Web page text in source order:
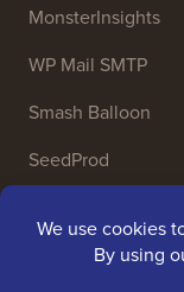
MonsterInsights
WP Mail SMTP
Smash Balloon
SeedProd